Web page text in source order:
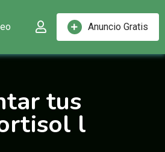
Anuncio Gratis
tus
l